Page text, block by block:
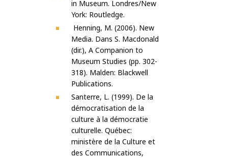
in Museum. Londres/New
York: Routledge.
Henning, M. (2006). New
Media. Dans S. Macdonald
(dir.), A Companion to
Museum Studies (pp. 302-
318). Malden: Blackwell
Publications.
Santerre, L. (1999). De la
démocratisation de la
culture à la démocratie
culturelle. Québec:
ministère de la Culture et
des Communications,